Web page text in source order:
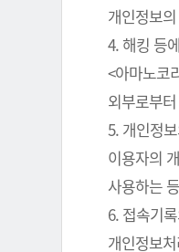
개인정보
4. 해킹 등
<아마노코
외부로부
5. 개인정
이용자의
사용하는
6. 접속기
개인정보